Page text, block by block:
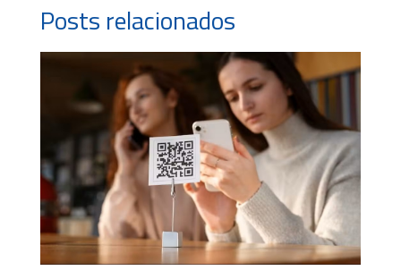
Posts relacionados